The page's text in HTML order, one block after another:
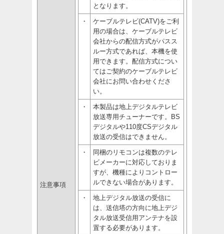
注意事項
となります。
・
ケーブルテレビ(CATV)をご利
用の場合は、ケーブルテレビ
会社からの配信方式がパスス
ルー方式であれば、本機を使
用できます。配信方式につい
てはご契約のケーブルテレビ
会社にお問い合わせくださ
い。
・
本製品は地上デジタルテレビ
放送専用チューナーです。BS
デジタルや110度CSデジタル
放送の受信はできません。
・
同梱のリモコンは複数のテレ
ビメーカーに対応しておりま
すが、機種によりコントロー
ルできない場合があります。
・
地上デジタル放送の受信に
は、送信塔の方向に地上デジ
タル放送受信用アンテナを設
置する必要があります。